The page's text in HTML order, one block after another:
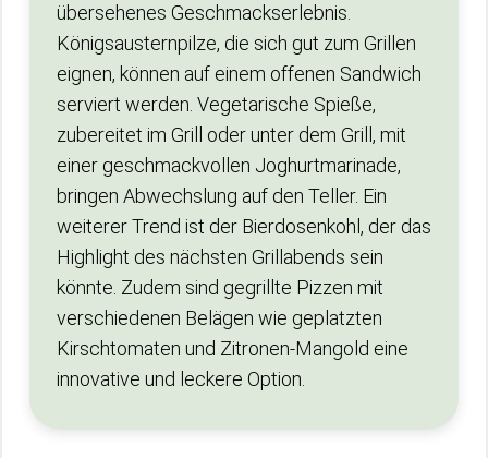
übersehenes Geschmackserlebnis.
Königsausternpilze, die sich gut zum Grillen
eignen, können auf einem offenen Sandwich
serviert werden. Vegetarische Spieße,
zubereitet im Grill oder unter dem Grill, mit
einer geschmackvollen Joghurtmarinade,
bringen Abwechslung auf den Teller. Ein
weiterer Trend ist der Bierdosenkohl, der das
Highlight des nächsten Grillabends sein
könnte. Zudem sind gegrillte Pizzen mit
verschiedenen Belägen wie geplatzten
Kirschtomaten und Zitronen-Mangold eine
innovative und leckere Option.